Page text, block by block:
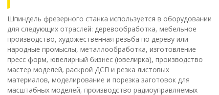
Шпиндель фрезерного станка используется в оборудовании
для следующих отраслей: деревообработка, мебельное
производство, художественная резьба по дереву или
народные промыслы, металлообработка, изготовление
пресс форм, ювелирный бизнес (ювелирка), производство
мастер моделей, раскрой ДСП и резка листовых
материалов, моделирование и порезка заготовок для
масштабных моделей, производство радиоуправляемых